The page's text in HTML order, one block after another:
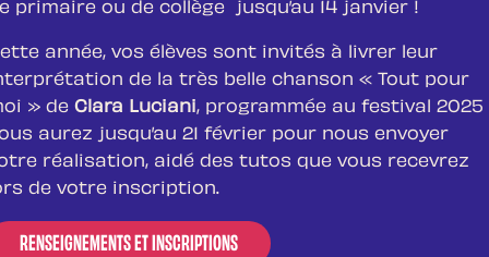
primaire ou de collège jusqu’au 14 janvier !
année, vos élèves sont invités à livrer leur
de la très belle chanson « Tout pour
» de Clara Luciani, programmée au festival 2025
aurez jusqu’au 21 février pour nous envoyer
réalisation, aidé des tutos que vous recevrez
de votre inscription.
RENSEIGNEMENTS ET INSCRIPTIONS